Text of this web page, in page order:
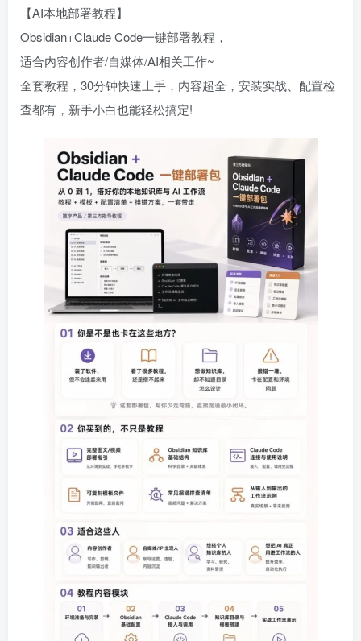
【AI本地部署教程】
Obsidian+Claude Code一键部署教程，
适合内容创作者/自媒体/AI相关工作~
全套教程，30分钟快速上手，内容超全，安装实战、配置检
查都有，新手小白也能轻松搞定!